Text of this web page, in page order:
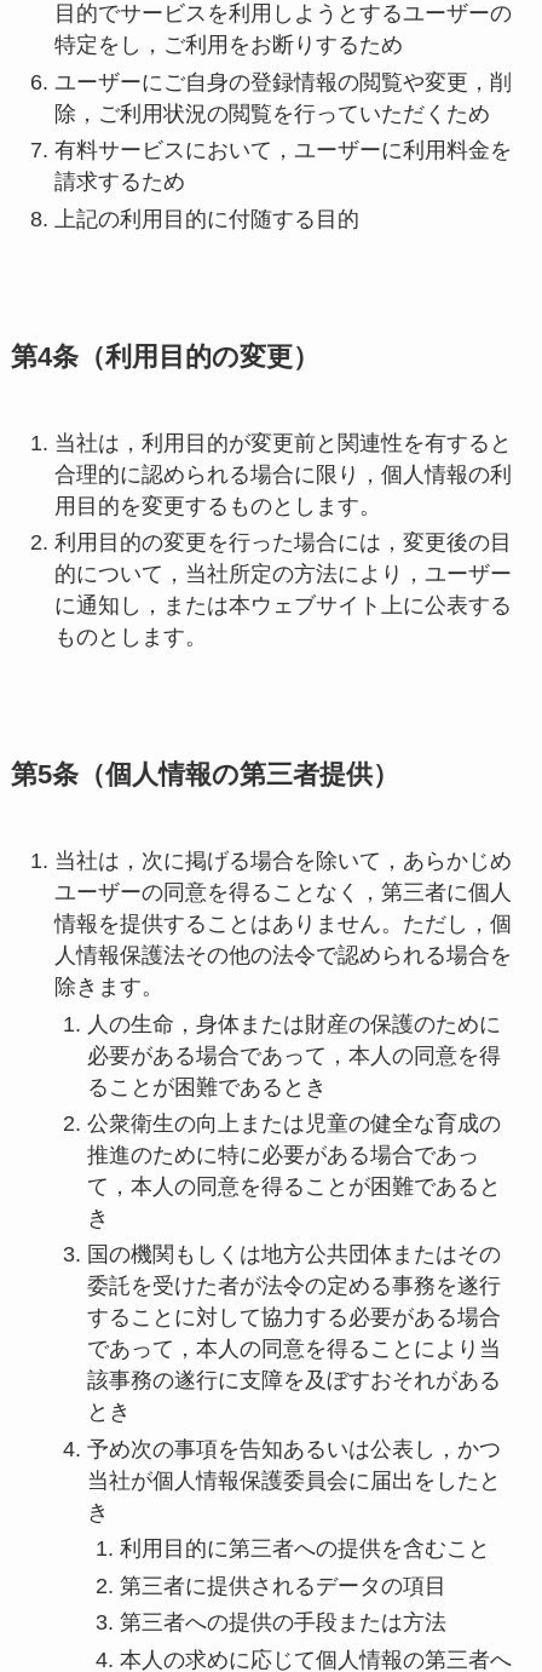
目的でサービスを利用しようとするユーザーの
特定をし，ご利用をお断りするため
ユーザーにご自身の登録情報の閲覧や変更，削
除，ご利用状況の閲覧を行っていただくため
有料サービスにおいて，ユーザーに利用料金を
請求するため
上記の利用目的に付随する目的
第4条（利用目的の変更）
当社は，利用目的が変更前と関連性を有すると
合理的に認められる場合に限り，個人情報の利
用目的を変更するものとします。
利用目的の変更を行った場合には，変更後の目
的について，当社所定の方法により，ユーザー
に通知し，または本ウェブサイト上に公表する
ものとします。
第5条（個人情報の第三者提供）
当社は，次に掲げる場合を除いて，あらかじめ
ユーザーの同意を得ることなく，第三者に個人
情報を提供することはありません。ただし，個
人情報保護法その他の法令で認められる場合を
除きます。
人の生命，身体または財産の保護のために
必要がある場合であって，本人の同意を得
ることが困難であるとき
公衆衛生の向上または児童の健全な育成の
推進のために特に必要がある場合であっ
て，本人の同意を得ることが困難であると
き
国の機関もしくは地方公共団体またはその
委託を受けた者が法令の定める事務を遂行
することに対して協力する必要がある場合
であって，本人の同意を得ることにより当
該事務の遂行に支障を及ぼすおそれがある
とき
予め次の事項を告知あるいは公表し，かつ
当社が個人情報保護委員会に届出をしたと
き
利用目的に第三者への提供を含むこと
第三者に提供されるデータの項目
第三者への提供の手段または方法
本人の求めに応じて個人情報の第三者へ